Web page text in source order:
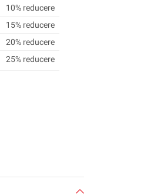
10% reducere
15% reducere
20% reducere
25% reducere